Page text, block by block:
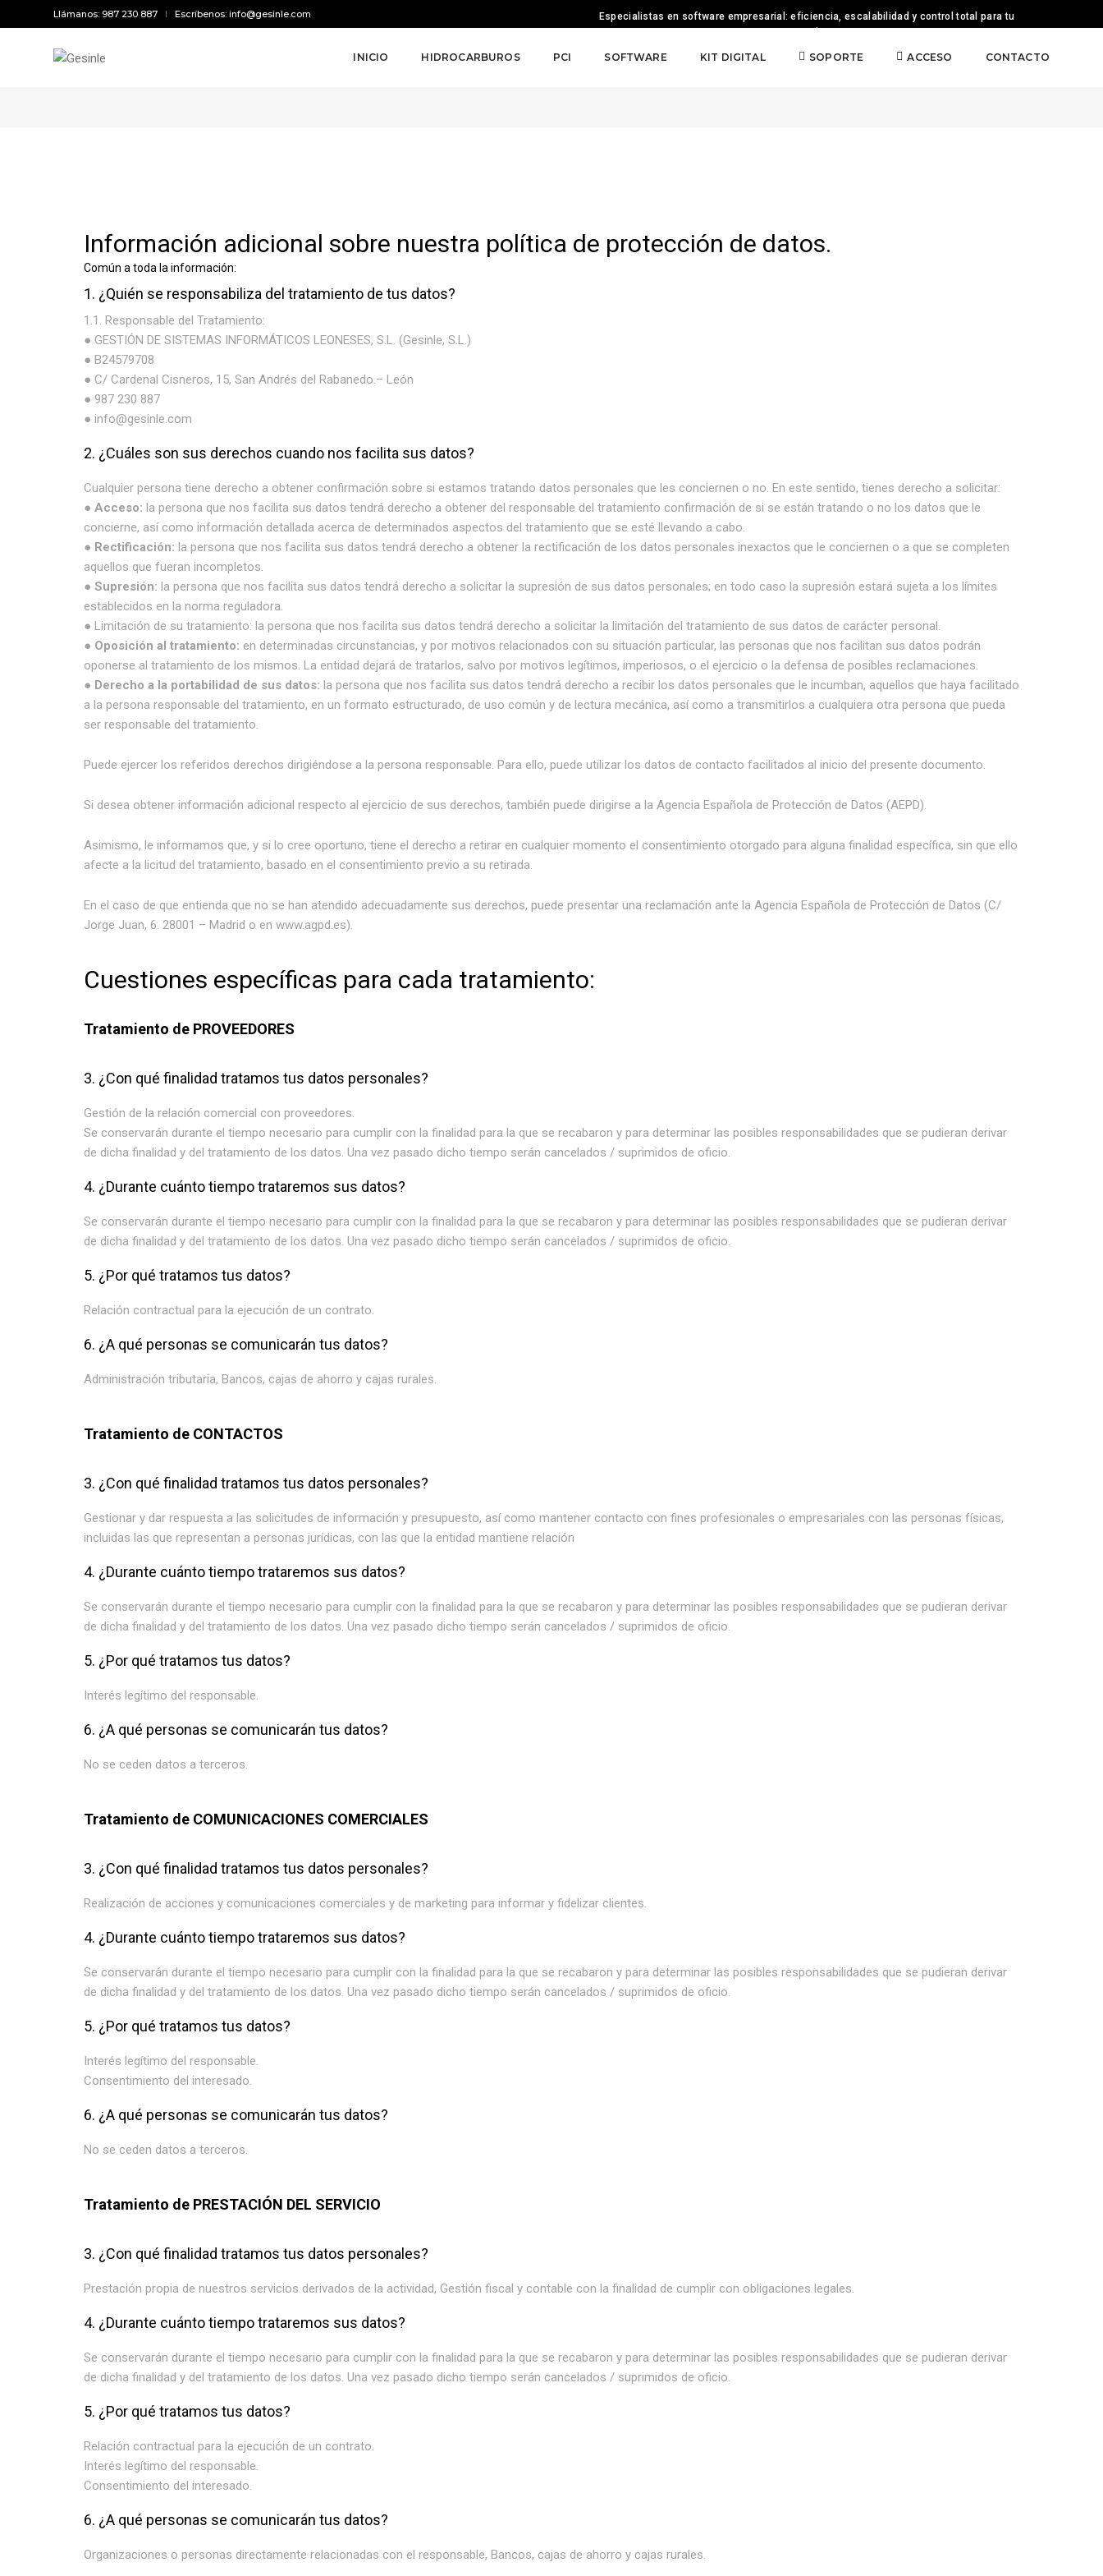
Llámanos: 987 230 887 Escríbenos: info@gesinle.com
Especialistas en software empresarial: eficiencia, escalabilidad y control total para tu
negocio.
INICIO HIDROCARBUROS PCI SOFTWARE KIT DIGITAL SOPORTE ACCESO CONTACTO
Políticas de privacidad Home Políticas de privacidad
Información adicional sobre nuestra política de protección de datos.
Común a toda la información:
1. ¿Quién se responsabiliza del tratamiento de tus datos?
1.1. Responsable del Tratamiento:
● GESTIÓN DE SISTEMAS INFORMÁTICOS LEONESES, S.L. (Gesinle, S.L.)
● B24579708
● C/ Cardenal Cisneros, 15, San Andrés del Rabanedo.– León
● 987 230 887
● info@gesinle.com
2. ¿Cuáles son sus derechos cuando nos facilita sus datos?
Cualquier persona tiene derecho a obtener confirmación sobre si estamos tratando datos personales que les conciernen o no. En este sentido, tienes derecho a solicitar:
● Acceso: la persona que nos facilita sus datos tendrá derecho a obtener del responsable del tratamiento confirmación de si se están tratando o no los datos que le
concierne, así como información detallada acerca de determinados aspectos del tratamiento que se esté llevando a cabo.
● Rectificación: la persona que nos facilita sus datos tendrá derecho a obtener la rectificación de los datos personales inexactos que le conciernen o a que se completen
aquellos que fueran incompletos.
● Supresión: la persona que nos facilita sus datos tendrá derecho a solicitar la supresión de sus datos personales; en todo caso la supresión estará sujeta a los límites
establecidos en la norma reguladora.
● Limitación de su tratamiento: la persona que nos facilita sus datos tendrá derecho a solicitar la limitación del tratamiento de sus datos de carácter personal.
● Oposición al tratamiento: en determinadas circunstancias, y por motivos relacionados con su situación particular, las personas que nos facilitan sus datos podrán
oponerse al tratamiento de los mismos. La entidad dejará de tratarlos, salvo por motivos legítimos, imperiosos, o el ejercicio o la defensa de posibles reclamaciones.
● Derecho a la portabilidad de sus datos: la persona que nos facilita sus datos tendrá derecho a recibir los datos personales que le incumban, aquellos que haya facilitado
a la persona responsable del tratamiento, en un formato estructurado, de uso común y de lectura mecánica, así como a transmitirlos a cualquiera otra persona que pueda
ser responsable del tratamiento.
Puede ejercer los referidos derechos dirigiéndose a la persona responsable. Para ello, puede utilizar los datos de contacto facilitados al inicio del presente documento.
Si desea obtener información adicional respecto al ejercicio de sus derechos, también puede dirigirse a la Agencia Española de Protección de Datos (AEPD).
Asimismo, le informamos que, y si lo cree oportuno, tiene el derecho a retirar en cualquier momento el consentimiento otorgado para alguna finalidad específica, sin que ello
afecte a la licitud del tratamiento, basado en el consentimiento previo a su retirada.
En el caso de que entienda que no se han atendido adecuadamente sus derechos, puede presentar una reclamación ante la Agencia Española de Protección de Datos (C/
Jorge Juan, 6. 28001 – Madrid o en www.agpd.es).
Cuestiones específicas para cada tratamiento:
Tratamiento de PROVEEDORES
3. ¿Con qué finalidad tratamos tus datos personales?
Gestión de la relación comercial con proveedores.
Se conservarán durante el tiempo necesario para cumplir con la finalidad para la que se recabaron y para determinar las posibles responsabilidades que se pudieran derivar
de dicha finalidad y del tratamiento de los datos. Una vez pasado dicho tiempo serán cancelados / suprimidos de oficio.
4. ¿Durante cuánto tiempo trataremos sus datos?
Se conservarán durante el tiempo necesario para cumplir con la finalidad para la que se recabaron y para determinar las posibles responsabilidades que se pudieran derivar
de dicha finalidad y del tratamiento de los datos. Una vez pasado dicho tiempo serán cancelados / suprimidos de oficio.
5. ¿Por qué tratamos tus datos?
Relación contractual para la ejecución de un contrato.
6. ¿A qué personas se comunicarán tus datos?
Administración tributaria, Bancos, cajas de ahorro y cajas rurales.
Tratamiento de CONTACTOS
3. ¿Con qué finalidad tratamos tus datos personales?
Gestionar y dar respuesta a las solicitudes de información y presupuesto, así como mantener contacto con fines profesionales o empresariales con las personas físicas,
incluidas las que representan a personas jurídicas, con las que la entidad mantiene relación
4. ¿Durante cuánto tiempo trataremos sus datos?
Se conservarán durante el tiempo necesario para cumplir con la finalidad para la que se recabaron y para determinar las posibles responsabilidades que se pudieran derivar
de dicha finalidad y del tratamiento de los datos. Una vez pasado dicho tiempo serán cancelados / suprimidos de oficio.
5. ¿Por qué tratamos tus datos?
Interés legítimo del responsable.
6. ¿A qué personas se comunicarán tus datos?
No se ceden datos a terceros.
Tratamiento de COMUNICACIONES COMERCIALES
3. ¿Con qué finalidad tratamos tus datos personales?
Realización de acciones y comunicaciones comerciales y de marketing para informar y fidelizar clientes.
4. ¿Durante cuánto tiempo trataremos sus datos?
Se conservarán durante el tiempo necesario para cumplir con la finalidad para la que se recabaron y para determinar las posibles responsabilidades que se pudieran derivar
de dicha finalidad y del tratamiento de los datos. Una vez pasado dicho tiempo serán cancelados / suprimidos de oficio.
5. ¿Por qué tratamos tus datos?
Interés legítimo del responsable.
Consentimiento del interesado.
6. ¿A qué personas se comunicarán tus datos?
No se ceden datos a terceros.
Tratamiento de PRESTACIÓN DEL SERVICIO
3. ¿Con qué finalidad tratamos tus datos personales?
Prestación propia de nuestros servicios derivados de la actividad, Gestión fiscal y contable con la finalidad de cumplir con obligaciones legales.
4. ¿Durante cuánto tiempo trataremos sus datos?
Se conservarán durante el tiempo necesario para cumplir con la finalidad para la que se recabaron y para determinar las posibles responsabilidades que se pudieran derivar
de dicha finalidad y del tratamiento de los datos. Una vez pasado dicho tiempo serán cancelados / suprimidos de oficio.
5. ¿Por qué tratamos tus datos?
Relación contractual para la ejecución de un contrato.
Interés legítimo del responsable.
Consentimiento del interesado.
6. ¿A qué personas se comunicarán tus datos?
Organizaciones o personas directamente relacionadas con el responsable, Bancos, cajas de ahorro y cajas rurales.